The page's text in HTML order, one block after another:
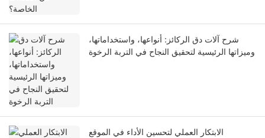
شرح آلات دق الركائز: أنواعها، واستخداماتها،
وميزاتها الرئيسية لتحقيق النجاح في التربة الرخوة
الابتكار العملي لتحسين الأداء في الموقع